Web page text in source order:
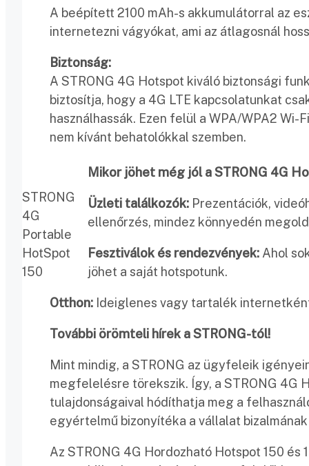
A beépített 2100 mAh-s akkumulátorral az
internetezni vágyókat, ami az átlagosnál
Biztonság:
A STRONG 4G Hotspot kiváló biztonsági
biztosítja, hogy a 4G LTE kapcsolatunkat
használhassák. Ezen felül a WPA/WPA2
nem kívánt behatolókkal szemben.
STRONG
4G
Portable
HotSpot
150
Mikor jöhet még jól a STRONG 4G
Üzleti találkozók: Prezentációk,
ellenőrzés, mindez könnyedén
Fesztiválok és rendezvények: Ahol
jöhet a saját hotspotunk.
Otthon: Ideiglenes vagy tartalék
További örömteli hírek a STRONG-tól!
Mint mindig, a STRONG az ügyfeleik
megfelelésre törekszik. Így, a STRONG 4G
tulajdonságaival hódíthatja meg a
egyértelmű bizonyítéka a vállalat
Az STRONG 4G Hordozható Hotspot 150